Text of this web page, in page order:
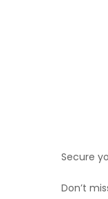
Secure
Don’t